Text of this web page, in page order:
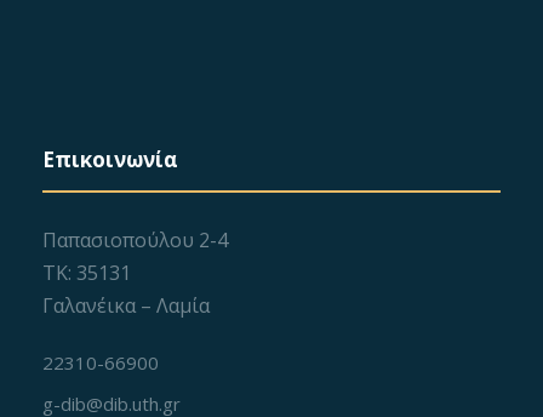
Επικοινωνία
Παπασιοπούλου 2-4
ΤΚ: 35131
Γαλανέικα – Λαμία
22310-66900
g-dib@dib.uth.gr